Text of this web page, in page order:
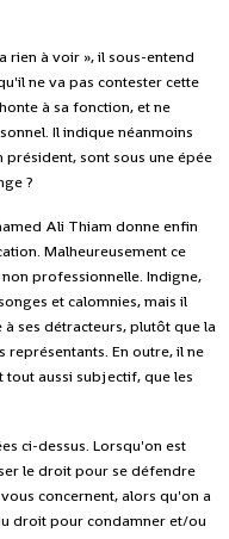
rien à voir », il sous-entend
ne va pas contester cette
à sa fonction, et ne
Il indique néanmoins
sont sous une épée
?
Ali Thiam donne enfin
Malheureusement ce
professionnelle. Indigne,
et calomnies, mais il
ses détracteurs, plutôt que la
En outre, il ne
aussi subjectif, que les
ci-dessus. Lorsqu'on est
le droit pour se défendre
concernent, alors qu'on a
droit pour condamner et/ou